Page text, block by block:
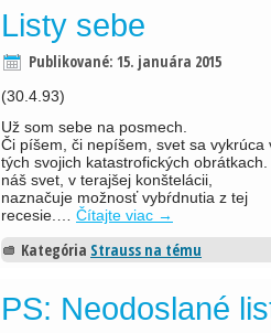
Listy sebe
Publikované: 15. januára 2015
(30.4.93)
Už som sebe na posmech.
Či píšem, či nepíšem, svet sa vykrúca
tých svojich katastrofických obrátkach.
náš svet, v terajšej konštelácii,
naznačuje možnosť vybŕdnutia z tej
recesie.… Čítajte viac →
Kategória Strauss na tému
PS: Neodoslané